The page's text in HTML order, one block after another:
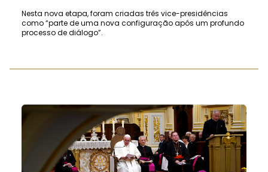
Nesta nova etapa, foram criadas três vice-presidências
como “parte de uma nova configuração após um profundo
processo de diálogo”.